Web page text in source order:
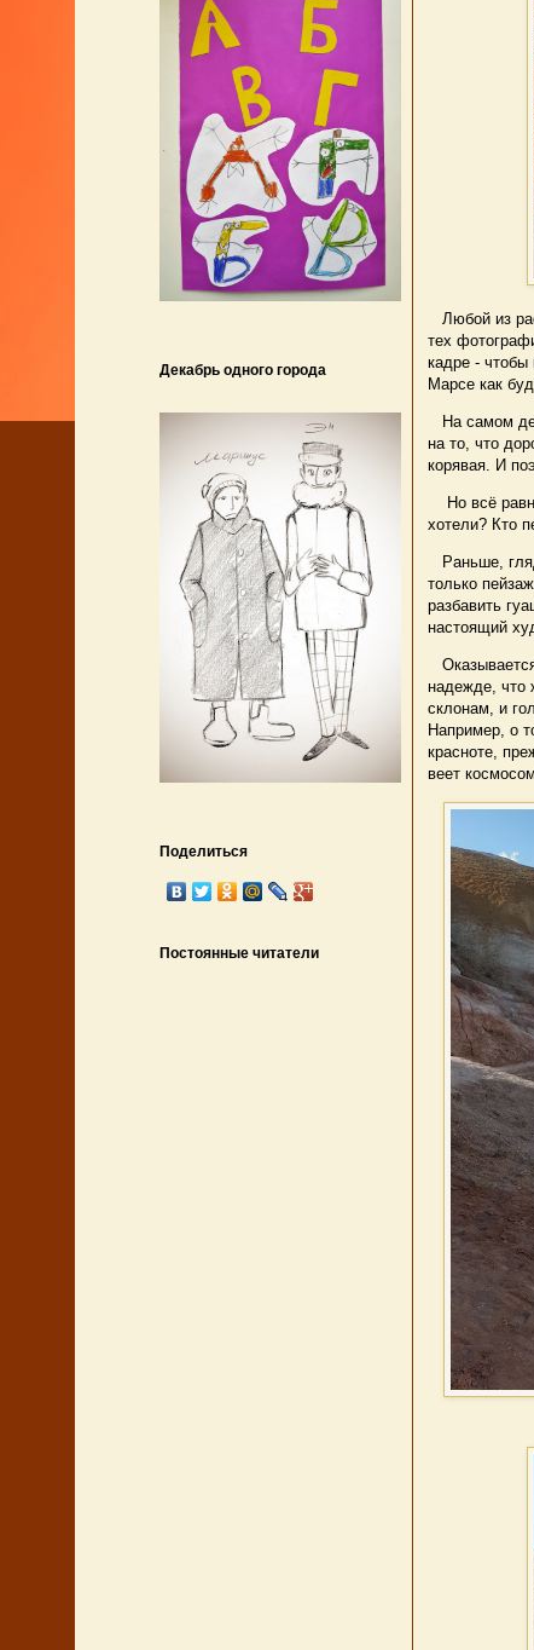
Любой из
тех
кадре - чтобы
Марсе как
На самом
на то, что
корявая. И
Но всё
хотели? Кто
Раньше,
только
разбавить
настоящий
надежде, что
склонам, и
Например, о
красноте,
веет
Декабрь одного города
Поделиться
Постоянные читатели